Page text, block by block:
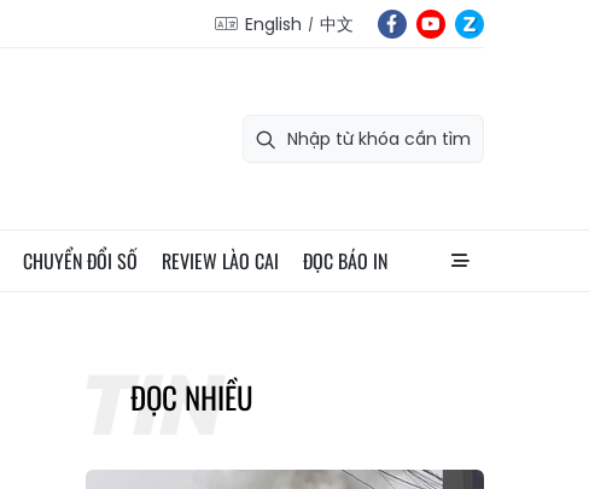
English 中文
CHUYỂN ĐỔI SỐ REVIEW LÀO CAI ĐỌC BÁO IN
ĐỌC NHIỀU